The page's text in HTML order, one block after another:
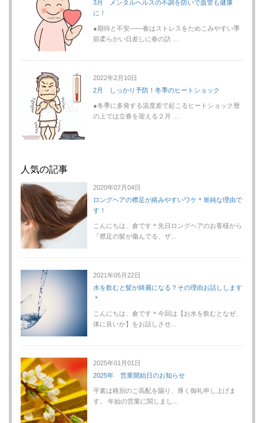
3月 メンタルヘルスの不調を防いで血管も健康
に！
●期待と不安――春はストレスをためこみやすい季
節柔らかい日差しに春の訪 …
2022年2月10日
2月 しっかり予防！冬季のヒートショック
●冬季に多発する温度差で起こるヒートショック暦
の上では立春を迎える２月 …
人気の記事
2020年07月04日
ロングヘアの襟足が絡みやすいワケ＊単純な理由で
す！
こんにちは、倉です＊先日ロングヘアのお客様から
『襟足の髪が傷んでる、ザ...
2021年05月22日
水を飲むと髪が綺麗になる？その理由お話しします
＊
こんにちは、倉です＊今回は【お水を飲むとなぜ、
体に良いか】をお話しさせ...
2025年01月01日
2025年 営業開始日のお知らせ
平素は格別のご高配を賜り、厚く御礼申し上げま
す。 年始の営業に関しまし...